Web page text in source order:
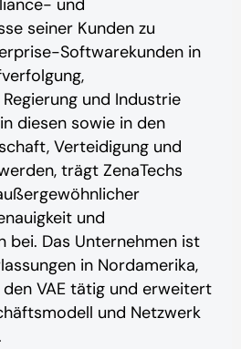
und
seiner Kunden zu
Softwarekunden in
und Industrie
diesen sowie in den
Verteidigung und
trägt ZenaTechs
und
bei. Das Unternehmen ist
in Nordamerika,
den VAE tätig und erweitert
und Netzwerk